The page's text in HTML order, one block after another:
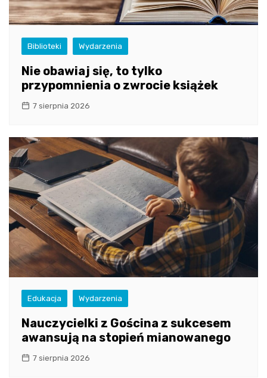
Biblioteki Wydarzenia
Nie obawiaj się, to tylko
przypomnienia o zwrocie książek
7 sierpnia 2026
Edukacja Wydarzenia
Nauczycielki z Gościna z sukcesem
awansują na stopień mianowanego
7 sierpnia 2026